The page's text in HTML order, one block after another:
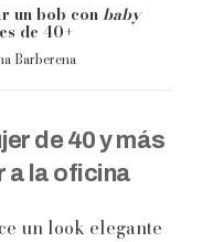
un bob conbaby
de 40+
Barberena
de 40 y más
a la oficina
un look elegante